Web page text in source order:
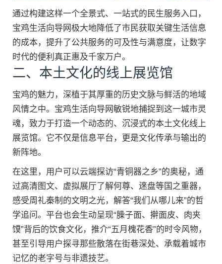
通过构建这样一个全景式、一站式的民生服务入口，
宝鸡生活向导网极大地降低了市民获取关键生活信息
的成本，提升了公共服务的可及性与满意度，让数字
时代的便利真正惠及千家万户。
二、本土文化的线上展览馆
宝鸡的魅力，深植于其厚重的历史文脉与鲜活的地域
风情之中。宝鸡生活向导网敏锐地捕捉到这一城市灵
魂，致力于打造一个动态的、沉浸式的本土文化线上
展览馆。它不仅是信息平台，更是文化传承与输出的
新阵地。
在这里，用户可以云端探访“青铜器之乡”的奥秘，通
过高清图文、虚拟展厅了解何尊、逨盘等国之重器，
感受周礼秦制的文明之光，解答“我们从哪儿来”的哲
学追问。平台也会生动呈现“臊子面、擀面皮、肉夹
馍”背后的饮食文化，推介“五月槐花香”的时令风物，
甚至引导用户探寻那些散落在街巷深处、承载着城市
记忆的老字号与非遗技艺。